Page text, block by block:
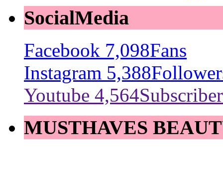
SocialMedia
Facebook 7,098Fans
Instagram 5,388
Youtube 4,564Subscriber
MUSTHAVES